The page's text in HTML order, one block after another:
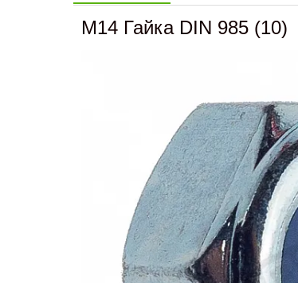
M14 Гайка DIN 985 (10)